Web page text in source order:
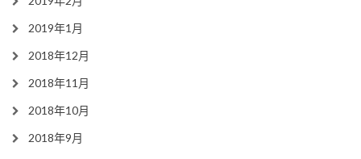
2019年1月
2018年12月
2018年11月
2018年10月
2018年9月